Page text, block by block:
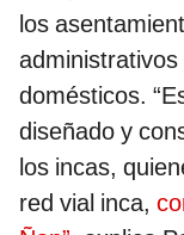
los
domésticos.
diseñado y
los incas,
red vial inca,